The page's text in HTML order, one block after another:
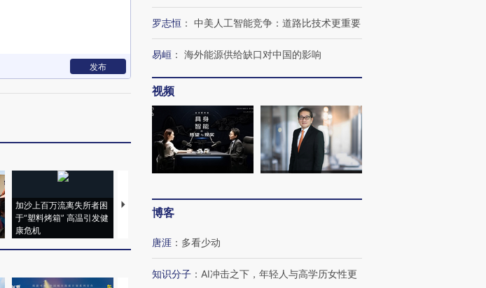
发布
加沙上百万流离失所者困
于“塑料烤箱” 高温引发健
康危机
马航飞行员跨国走私7万
粒摇头丸 尿检体内含3种
罗志恒 ： 中美人工智能竞争：道路比技术更重要
易峘 ： 海外能源供给缺口对中国的影响
视频
博客
唐涯 ： 多看少动
知识分子 ： AI冲击之下，年轻人与高学历女性更